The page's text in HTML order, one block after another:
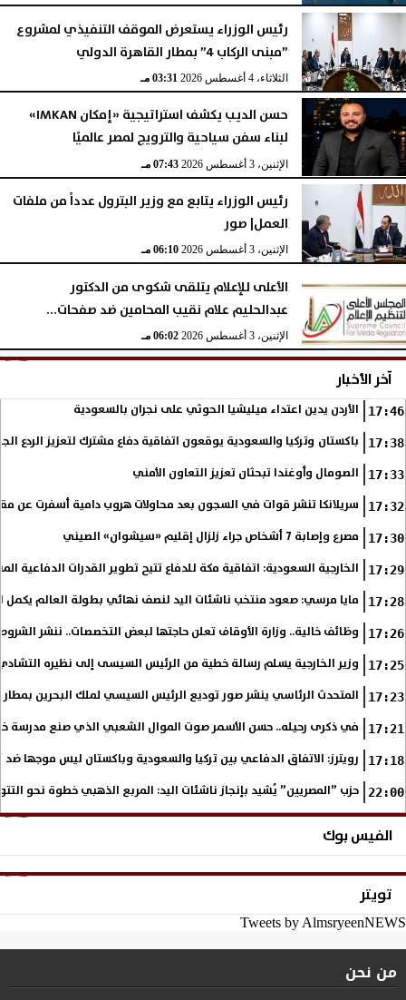
رئيس الوزراء يستعرض الموقف التنفيذي لمشروع
”مبنى الركاب 4” بمطار القاهرة الدولي
الثلاثاء، 4 أغسطس 2026 03:31 مـ
حسن الديب يكشف استراتيجية «إمكان IMKAN»
لبناء سفن سياحية والترويج لمصر عالميًا
الإثنين، 3 أغسطس 2026 07:43 مـ
رئيس الوزراء يتابع مع وزير البترول عدداً من ملفات
العمل| صور
الإثنين، 3 أغسطس 2026 06:10 مـ
الأعلى للإعلام يتلقى شكوى من الدكتور
عبدالحليم علام نقيب المحامين ضد صفحات...
الإثنين، 3 أغسطس 2026 06:02 مـ
آخر الأخبار
17:46 الأردن يدين اعتداء ميليشيا الحوثي على نجران بالسعودية
17:38 باكستان وتركيا والسعودية يوقعون اتفاقية دفاع مشترك لتعزيز الردع
17:33 الصومال وأوغندا تبحثان تعزيز التعاون الأمني
17:32 سريلانكا تنشر قوات في السجون بعد محاولات هروب دامية أسفرت عن مقتل 3
17:30 مصرع وإصابة 7 أشخاص جراء زلزال إقليم «سيشوان» الصيني
17:29 الخارجية السعودية: اتفاقية مكة للدفاع تتيح تطوير القدرات الدفاعية
17:28 مايا مرسي: صعود منتخب ناشئات اليد لنصف نهائي بطولة العالم يكمل
17:26 وظائف خالية.. وزارة الأوقاف تعلن حاجتها لبعض التخصصات.. ننشر
17:25 وزير الخارجية يسلم رسالة خطية من الرئيس السيسى إلى نظيره
17:23 المتحدث الرئاسي ينشر صور توديع الرئيس السيسي لملك البحرين بمطار
17:21 في ذكرى رحيله.. حسن الأسمر صوت الموال الشعبي الذي صنع مدرسة
17:18 رويترز: الاتفاق الدفاعي بين تركيا والسعودية وباكستان ليس موجها
22:00 حزب ”المصريين” يُشيد بإنجاز ناشئات اليد: المربع الذهبي خطوة نحو
الفيس بوك
تويتر
Tweets by AlmsryeenNEWS
من نحن